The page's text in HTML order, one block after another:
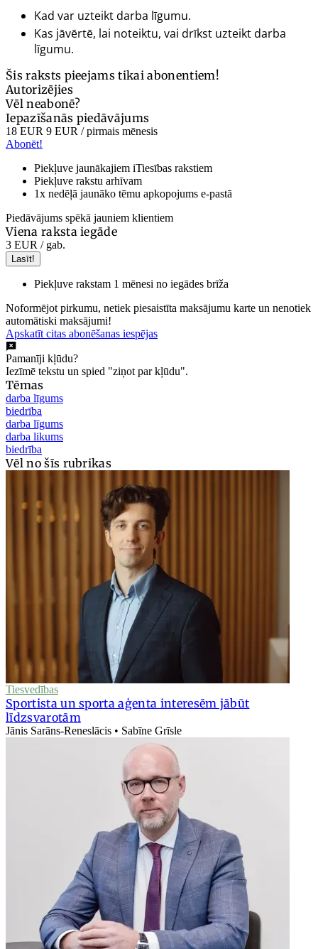
Kad var uzteikt darba līgumu.
Kas jāvērtē, lai noteiktu, vai drīkst uzteikt darba
līgumu.
Šis raksts pieejams tikai abonentiem!
Autorizējies
Vēl neabonē?
Iepazīšanās piedāvājums
18 EUR 9 EUR / pirmais mēnesis
Abonēt!
Piekļuve jaunākajiem iTiesības rakstiem
Piekļuve rakstu arhīvam
1x nedēļā jaunāko tēmu apkopojums e-pastā
Piedāvājums spēkā jauniem klientiem
Viena raksta iegāde
3 EUR / gab.
Lasīt!
Piekļuve rakstam 1 mēnesi no iegādes brīža
Noformējot pirkumu, netiek piesaistīta maksājumu karte un nenotiek
automātiski maksājumi!
Apskatīt citas abonēšanas iespējas
Pamanīji kļūdu?
Iezīmē tekstu un spied "ziņot par kļūdu".
Tēmas
darba līgums
biedrība
darba līgums
darba likums
biedrība
Vēl no šīs rubrikas
Tiesvedības
Sportista un sporta aģenta interesēm jābūt
līdzsvarotām
Jānis Sarāns-Reneslācis • Sabīne Grīsle